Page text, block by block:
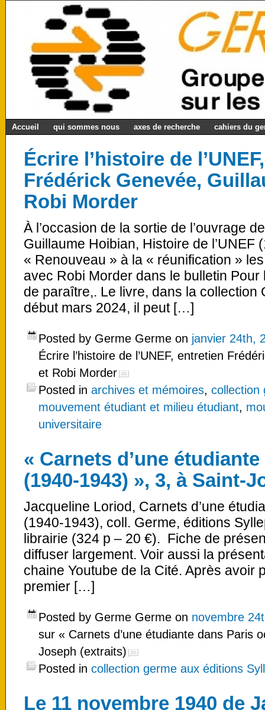
Accueil qui sommes nous axes de recherche cahiers du
Écrire l’histoire de
Frédérick Genevée,
Robi Morder
À l’occasion de la sortie de l’ouvrage
Guillaume Hoibian, Histoire de l’UNEF
« Renouveau » à la « réunification »
avec Robi Morder dans le bulletin Pour
de paraître,. Le livre, dans la collection
début mars 2024, il peut […]
Posted by Germe Germe on janvier 24th,
Écrire l’histoire de l’UNEF, entretien
et Robi Morder
Posted in archives et mémoires, collection
mouvement étudiant et milieu étudiant,
universitaire
« Carnets d’une
(1940-1943) », 3, à Saint-
Jacqueline Loriod, Carnets d’une
(1940-1943), coll. Germe, éditions
librairie (324 p – 20 €). Fiche de
diffuser largement. Voir aussi la
chaine Youtube de la Cité. Après avoir
premier […]
Posted by Germe Germe on novembre
sur « Carnets d’une étudiante dans Paris
Joseph (extraits)
Posted in collection germe aux éditions
Le 11 novembre 1940 de